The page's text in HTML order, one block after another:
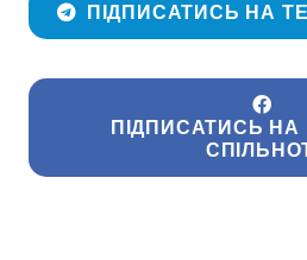
ПІДПИСАТИСЬ НА
ПІДПИСАТИСЬ НА